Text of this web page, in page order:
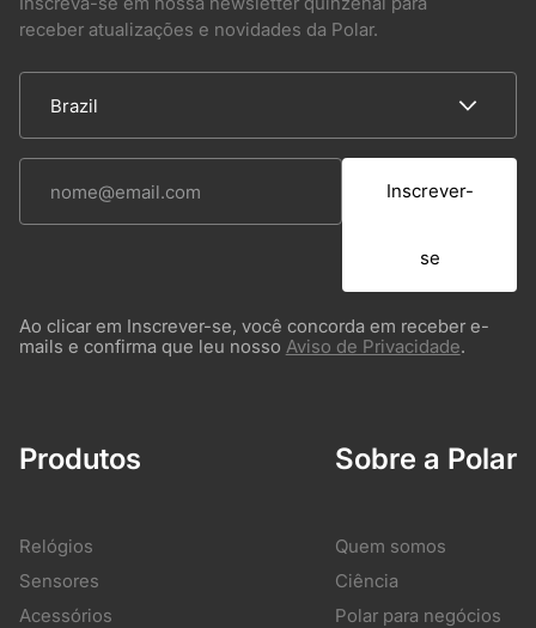
receber atualizações e novidades da Polar.
Inscrever-
se
Ao clicar em Inscrever-se, você concorda em receber e-
mails e confirma que leu nosso Aviso de Privacidade.
Produtos
Relógios
Sensores
Acessórios
Sobre a Polar
Quem somos
Ciência
Polar para negócios